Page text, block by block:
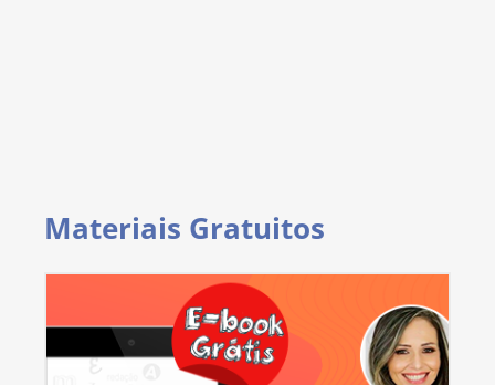
Materiais Gratuitos